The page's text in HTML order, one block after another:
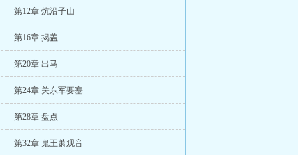
第12章 炕沿子山
第16章 揭盖
第20章 出马
第24章 关东军要塞
第28章 盘点
第32章 鬼王萧观音